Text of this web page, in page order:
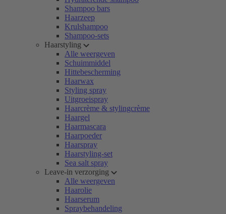
Shampoo bars
Haarzeep
Krulshampoo
Shampoo-sets
Haarstyling
Alle weergeven
Schuimmiddel
Hittebescherming
Haarwax
Styling spray
Uitgroeispray
Haarcrème & stylingcrème
Haargel
Haarmascara
Haarpoeder
Haarspray
Haarstyling-set
Sea salt spray
Leave-in verzorging
Alle weergeven
Haarolie
Haarserum
Spraybehandeling